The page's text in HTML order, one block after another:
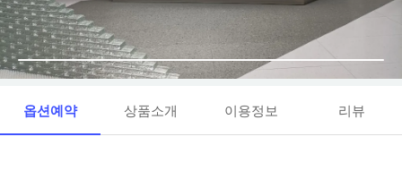
옵션예약 상품소개 이용정보 리뷰